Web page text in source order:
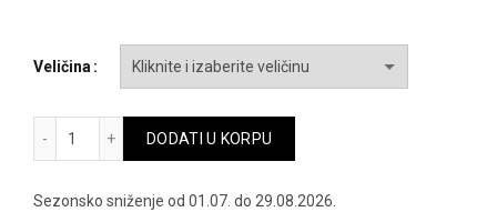
Veličina
Nike star runner 4 nn ps - dx7614-602 količina
DODATI U KORPU
Sezonsko sniženje od 01.07. do 29.08.2026.